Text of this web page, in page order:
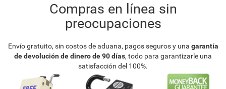
Compras en línea sin
preocupaciones
Envío gratuito, sin costos de aduana, pagos seguros y una garantía
de devolución de dinero de 90 días, todo para garantizarle una
satisfacción del 100%.